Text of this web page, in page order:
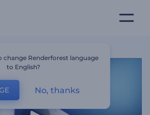
change Renderforest language
to English?
No, thanks